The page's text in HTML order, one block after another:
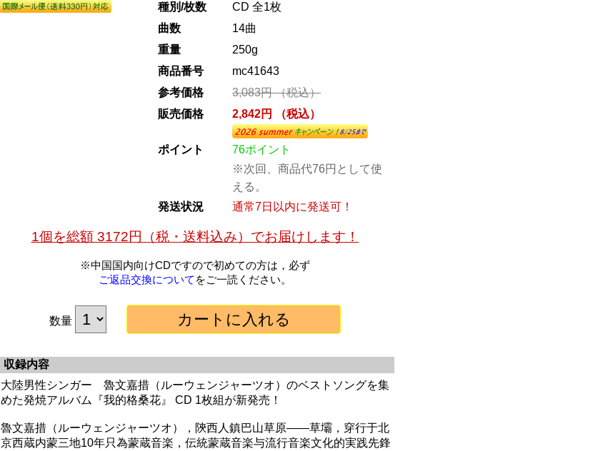
種別/枚数
CD 全1枚
曲数
14曲
重量
250g
商品番号
mc41643
参考価格
3,083円 （税込）
販売価格
2,842円 （税込）
ポイント
76ポイント
※次回、商品代76円として使
える。
発送状況
通常7日以内に発送可！
1個を総額 3172円（税・送料込み）でお届けします！
※中国国内向けCDですので初めての方は，必ず
ご返品交換について をご一読ください。
数量
収録内容
大陸男性シンガー 魯文嘉措（ルーウェンジャーツオ）のベストソングを集
めた発焼アルバム『我的格桑花』 CD 1枚組が新発売！
魯文嘉措（ルーウェンジャーツオ），陝西人鎮巴山草原——草壩，穿行于北
京西蔵内蒙三地10年只為蒙蔵音楽，伝統蒙蔵音楽与流行音楽文化的実践先鋒